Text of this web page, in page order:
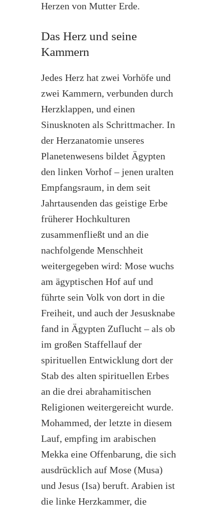
Herzen von Mutter Erde.
Das Herz und seine
Kammern
Jedes Herz hat zwei Vorhöfe und
zwei Kammern, verbunden durch
Herzklappen, und einen
Sinusknoten als Schrittmacher. In
der Herzanatomie unseres
Planetenwesens bildet Ägypten
den linken Vorhof – jenen uralten
Empfangsraum, in dem seit
Jahrtausenden das geistige Erbe
früherer Hochkulturen
zusammenfließt und an die
nachfolgende Menschheit
weitergegeben wird: Mose wuchs
am ägyptischen Hof auf und
führte sein Volk von dort in die
Freiheit, und auch der Jesusknabe
fand in Ägypten Zuflucht – als ob
im großen Staffellauf der
spirituellen Entwicklung dort der
Stab des alten spirituellen Erbes
an die drei abrahamitischen
Religionen weitergereicht wurde.
Mohammed, der letzte in diesem
Lauf, empfing im arabischen
Mekka eine Offenbarung, die sich
ausdrücklich auf Mose (Musa)
und Jesus (Isa) beruft. Arabien ist
die linke Herzkammer, die